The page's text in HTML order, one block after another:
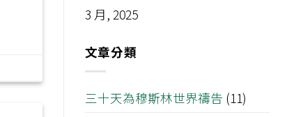
3 月, 2025
文章分類
三十天為穆斯林世界禱告 (11)